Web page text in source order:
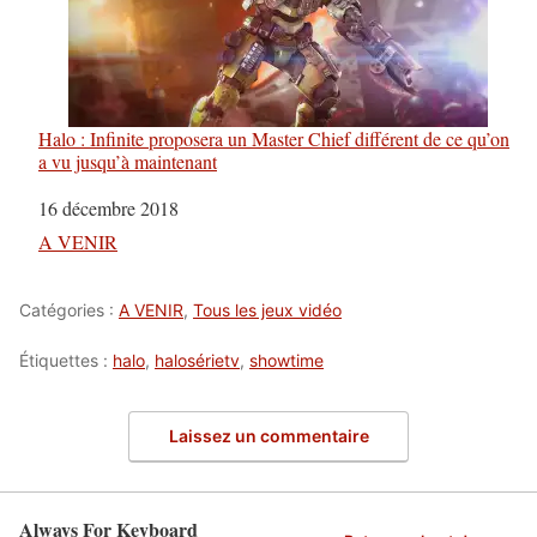
Halo : Infinite proposera un Master Chief différent de ce qu’on
a vu jusqu’à maintenant
Date
16 décembre 2018
Par rapport à
A VENIR
Catégories : A VENIR, Tous les jeux vidéo
Étiquettes : halo, halosérietv, showtime
Laissez un commentaire
Always For Keyboard